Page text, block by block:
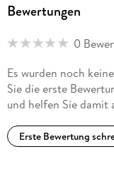
Bewertungen
0
Es wurden noch
Sie die erste
und helfen Sie damit
Erste Bewertung